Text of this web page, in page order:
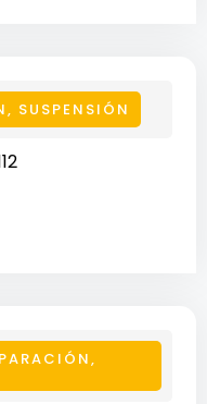
, SUSPENSIÓN
,